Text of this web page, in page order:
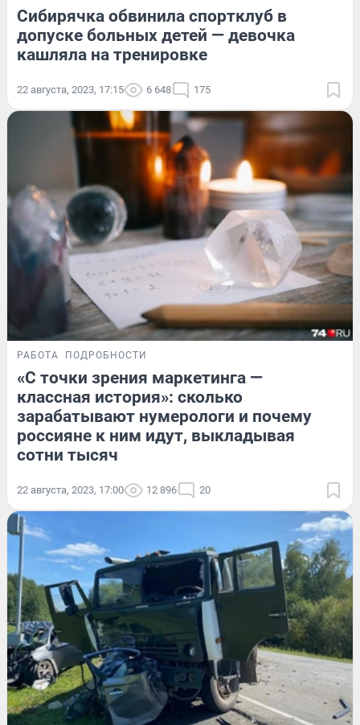
Сибирячка обвинила спортклуб в
допуске больных детей — девочка
кашляла на тренировке
22 августа, 2023, 17:15 6 648 175
РАБОТА ПОДРОБНОСТИ
«С точки зрения маркетинга —
классная история»: сколько
зарабатывают нумерологи и почему
россияне к ним идут, выкладывая
сотни тысяч
22 августа, 2023, 17:00 12 896 20